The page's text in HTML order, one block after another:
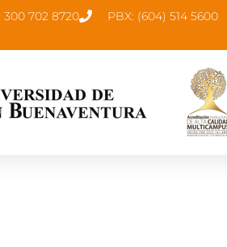
702 8720 PBX: (604) 514 5600